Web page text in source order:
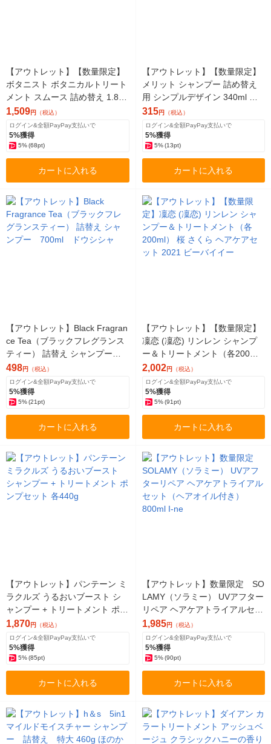
【アウトレット】【数量限定】
ボタニスト ボタニカルトリート
メント スムース 詰め替え 1.8倍
増量 720g I-ne
1,509円 （税込）
ログイン&全額PayPay支払いで
5%獲得
5%(68pt)
カートに入れる
【アウトレット】【数量限定】
メリット シャンプー 詰め替え
用 シンプルデザイン 340ml 花
王
315円 （税込）
ログイン&全額PayPay支払いで
5%獲得
5% (13pt)
カートに入れる
【アウトレット】Black Fragran
ce Tea（ブラックフレグランス
ティー） 詰替え シャンプー 7
00ml ドウシシャ
498円 （税込）
ログイン&全額PayPay支払いで
5%獲得
5%(21pt)
カートに入れる
【アウトレット】【数量限定】
凜恋 (凜恋) リンレン シャンプ
ー＆トリートメント（各200m
l） 桜 さくら ヘアケアセット 20
21 ビーバイイー
2,002円 （税込）
ログイン&全額PayPay支払いで
5%獲得
5% (91pt)
カートに入れる
【アウトレット】パンテーン ミ
ラクルズ うるおいブースト シ
ャンプー + トリートメント ポン
プセット 各440g
1,870円 （税込）
ログイン&全額PayPay支払いで
5%獲得
5%(85pt)
カートに入れる
【アウトレット】数量限定 SO
LAMY（ソラミー） UVアフター
リペア ヘアケアトライアルセッ
ト（ヘアオイル付き） 800ml I-
ne
1,985円 （税込）
ログイン&全額PayPay支払いで
5%獲得
5% (90pt)
カートに入れる